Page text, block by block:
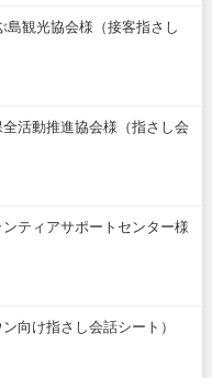
観光協会様（接客指さし
活動推進協会様（指さし会
ティアサポートセンター様
向け指さし会話シート）